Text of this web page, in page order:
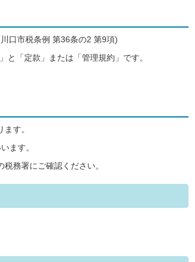
口市税条例 第36条の2 第9項)
と「定款」または「管理規約」です。
す。
ます。
務署にご確認ください。